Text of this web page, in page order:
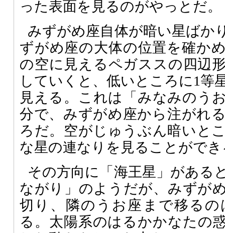
った表面を見るのがやっとだ。
みずがめ座自体が暗い星ばか
ずがめ座の大体の位置を確か
の空に見えるペガススの四辺
していくと、低いところに1等
見える。これは「みなみのう
分で、みずがめ座から注がれ
ろだ。空がじゅうぶん暗いと
な星の連なりを見ることがで
その方向に「海王星」がある
ながり」のようだが、みずが
切り、隣のうお座まで移る
る。太陽系のはるかかなたの